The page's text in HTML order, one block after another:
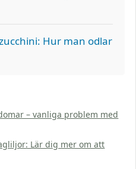
Hur man odlar
– vanliga problem med
Lär dig mer om att